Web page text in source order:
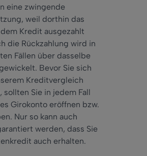
eine zwingende
weil dorthin das
Kredit ausgezahlt
die Rückzahlung wird in
Fällen über dasselbe
Bevor Sie sich
Kreditvergleich
sollten Sie in jedem Fall
Girokonto eröffnen bzw.
Nur so kann auch
werden, dass Sie
auch erhalten.